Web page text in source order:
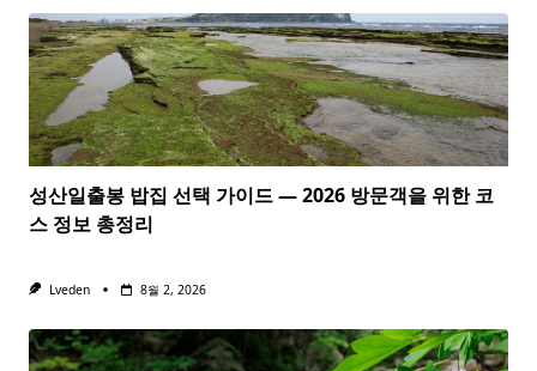
성산일출봉 밥집 선택 가이드 — 2026 방문객을 위한 코
스 정보 총정리
Lveden 8월 2, 2026